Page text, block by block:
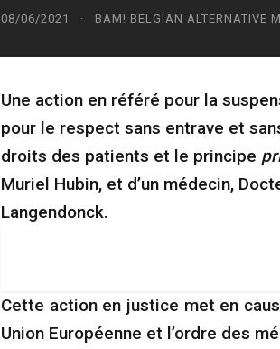
08/06/2021 · BAM! BELGIAN ALTERNATIVE
Une action en référé pour la
pour le respect sans entrave et
droits des patients et le principe
Muriel Hubin, et d’un médecin,
Langendonck.
Cette action en justice met en
Union Européenne et l’ordre des